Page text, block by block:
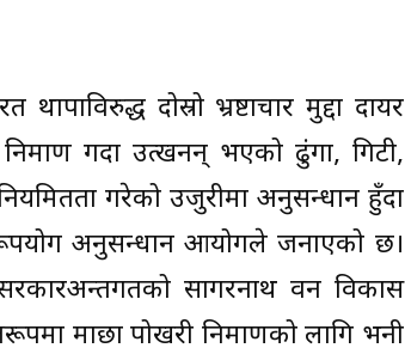
दोस्रो भ्रष्टाचार मुद्दा दायर
गर्दा उत्खनन् भएको ढुंगा, गिटी,
गरेको उजुरीमा अनुसन्धान हुँदा
अनुसन्धान आयोगले जनाएको छ।
सागरनाथ वन विकास
माछा पोखरी निर्माणको लागि भनी